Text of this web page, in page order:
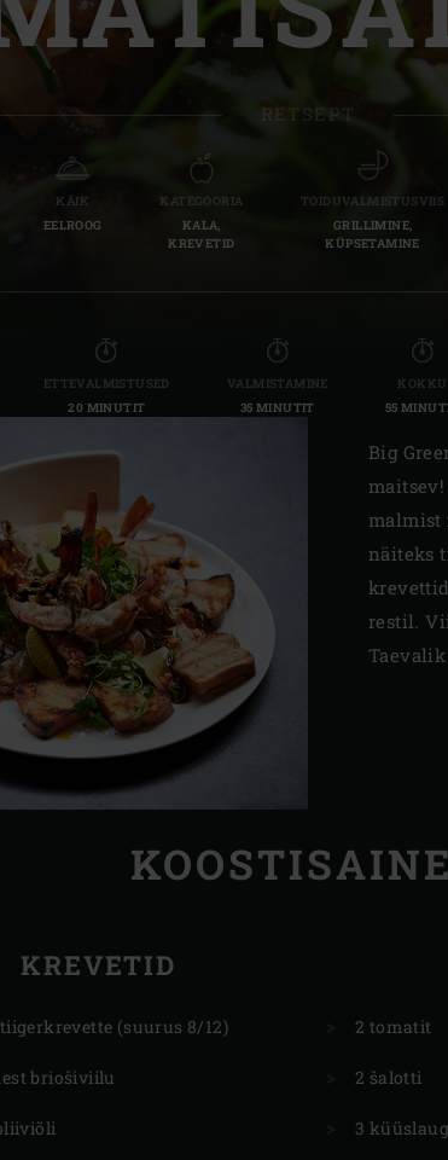
Turkey
RETSEPT
KÄIK
EELROOG
KATEGOORIA
KALA,
KREVETID
TOIDUVALMISTUSVIIS
GRILLIMINE,
KÜPSETAMINE
ETTEVALMISTUSED
20 MINUTIT
VALMISTAMINE
35 MINUTIT
KOKKU
55
Big
malmist
näiteks
restil.
KREVETID
(suurus 8/12)
briošiviilu
2 tomatit
2 šalotti
3